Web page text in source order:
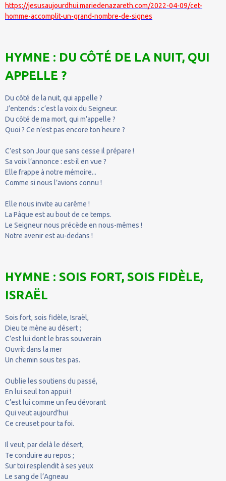
https://jesusaujourdhui.mariedenazareth.com/2022-04-09/cet-
homme-accomplit-un-grand-nombre-de-signes
HYMNE : DU CÔTÉ DE LA NUIT, QUI
APPELLE ?
Du côté de la nuit, qui appelle ?
J’entends : c’est la voix du Seigneur.
Du côté de ma mort, qui m’appelle ?
Quoi ? Ce n’est pas encore ton heure ?
C’est son Jour que sans cesse il prépare !
Sa voix l’annonce : est-il en vue ?
Elle frappe à notre mémoire...
Comme si nous l’avions connu !
Elle nous invite au carême !
La Pâque est au bout de ce temps.
Le Seigneur nous précède en nous-mêmes !
Notre avenir est au-dedans !
HYMNE : SOIS FORT, SOIS FIDÈLE,
ISRAËL
Sois fort, sois fidèle, Israël,
Dieu te mène au désert ;
C’est lui dont le bras souverain
Ouvrit dans la mer
Un chemin sous tes pas.
Oublie les soutiens du passé,
En lui seul ton appui !
C’est lui comme un feu dévorant
Qui veut aujourd’hui
Ce creuset pour ta foi.
Il veut, par delà le désert,
Te conduire au repos ;
Sur toi resplendit à ses yeux
Le sang de l’Agneau